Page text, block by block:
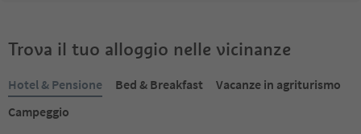
Trova il tuo alloggio nelle vicinanze
Hotel & Pensione Bed & Breakfast
Vacanze in agriturismo
Campeggio